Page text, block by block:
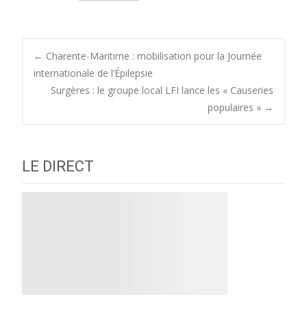
Post
navigation
← Charente-Maritime : mobilisation pour la Journée
internationale de l’Épilepsie
Surgères : le groupe local LFI lance les « Causeries
populaires » →
LE DIRECT